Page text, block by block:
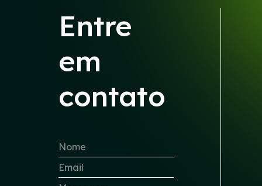
Entre
em
contato